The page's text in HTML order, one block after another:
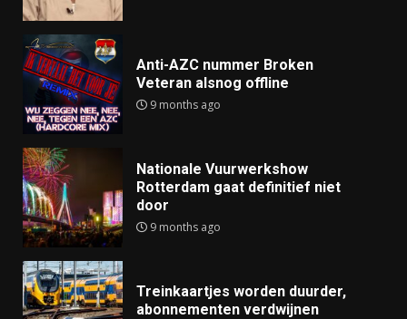
Anti-AZC nummer Broken
Veteran alsnog offline
9 months ago
Nationale Vuurwerkshow
Rotterdam gaat definitief niet
door
9 months ago
Treinkaartjes worden duurder,
abonnementen verdwijnen